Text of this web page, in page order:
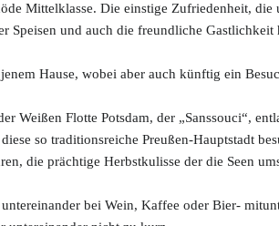
Mittelklasse. Die einstige Zufriedenheit, die
Speisen und auch die freundliche
Hause, wobei aber auch künftig ein
Weißen Flotte Potsdam, der „Sanssouci“,
so traditionsreiche Preußen-Hauptstadt
die prächtige Herbstkulisse der die Seen
bei Wein, Kaffee oder Bier-